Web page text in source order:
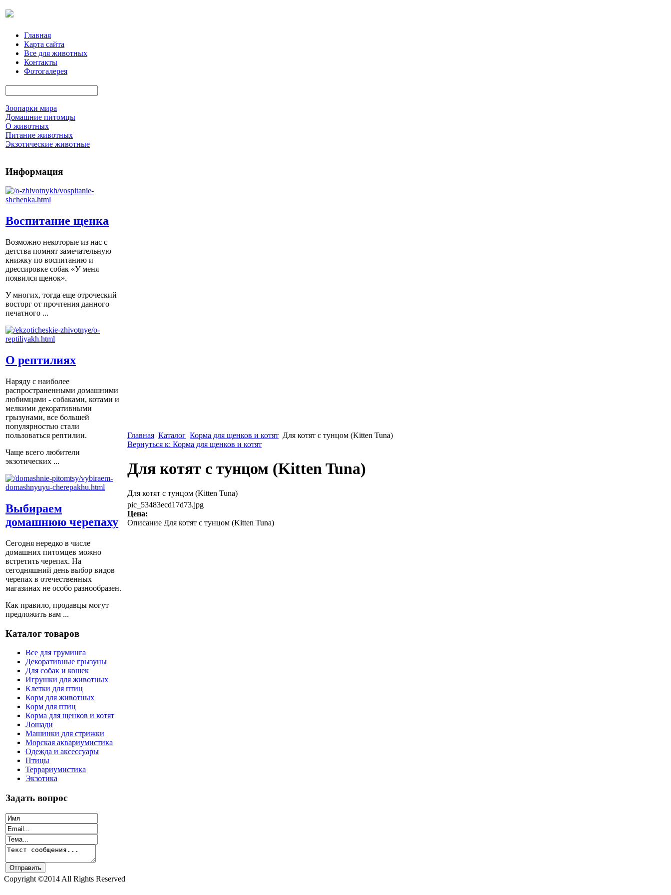
Главная
Карта сайта
Все для животных
Контакты
Фотогалерея
Зоопарки мира
Домашние питомцы
О животных
Питание животных
Экзотические животные
Информация
Воспитание щенка
Возможно некоторые из нас с
детства помнят замечательную
книжку по воспитанию и
дрессировке собак «У меня
появился щенок».
У многих, тогда еще отроческий
восторг от прочтения данного
печатного ...
О рептилиях
Наряду с наиболее
распространенными домашними
любимцами - собаками, котами и
мелкими декоративными
грызунами, все большей
популярностью стали
пользоваться рептилии.
Чаще всего любители
экзотических ...
Выбираем
домашнюю черепаху
Сегодня нередко в числе
домашних питомцев можно
встретить черепах. На
сегодняшний день выбор видов
черепах в отечественных
магазинах не особо разнообразен.
Как правило, продавцы могут
предложить вам ...
Каталог товаров
Все для груминга
Декоративные грызуны
Для собак и кошек
Игрушки для животных
Клетки для птиц
Корм для животных
Корм для птиц
Корма для щенков и котят
Лошади
Машинки для стрижки
Морская аквариумистика
Одежда и аксессуары
Птицы
Террариумистика
Экзотика
Задать вопрос
Главная Каталог Корма для щенков и котят Для котят с тунцом (Kitten Tuna)
Вернуться к: Корма для щенков и котят
Для котят с тунцом (Kitten Tuna)
Для котят с тунцом (Kitten Tuna)
pic_53483ecd17d73.jpg
Цена:
Описание Для котят с тунцом (Kitten Tuna)
Copyright ©2014 All Rights Reserved